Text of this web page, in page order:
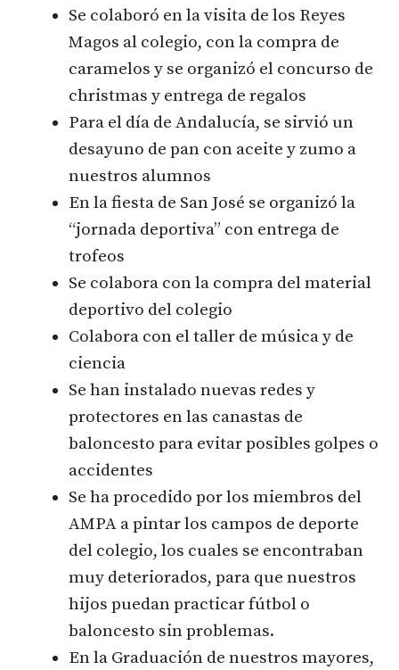
Se colaboró en la visita de los Reyes
Magos al colegio, con la compra de
caramelos y se organizó el concurso de
christmas y entrega de regalos
Para el día de Andalucía, se sirvió un
desayuno de pan con aceite y zumo a
nuestros alumnos
En la fiesta de San José se organizó la
“jornada deportiva” con entrega de
trofeos
Se colabora con la compra del material
deportivo del colegio
Colabora con el taller de música y de
ciencia
Se han instalado nuevas redes y
protectores en las canastas de
baloncesto para evitar posibles golpes o
accidentes
Se ha procedido por los miembros del
AMPA a pintar los campos de deporte
del colegio, los cuales se encontraban
muy deteriorados, para que nuestros
hijos puedan practicar fútbol o
baloncesto sin problemas.
En la Graduación de nuestros mayores,